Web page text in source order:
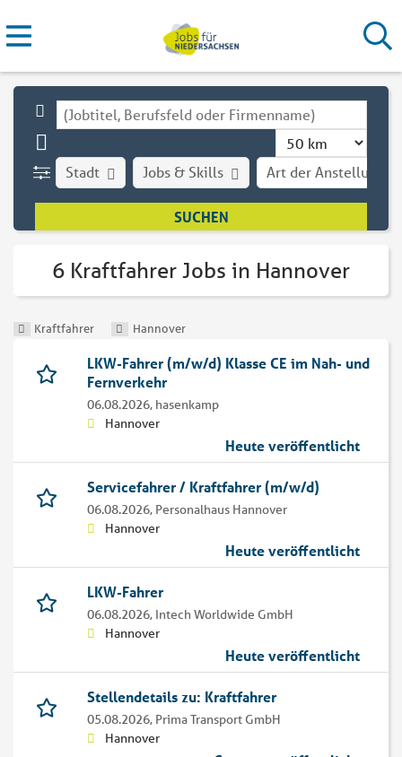
Stadt Art der Anstellung
Jobs & Skills
6 Kraftfahrer Jobs in Hannover
Kraftfahrer Hannover
LKW-Fahrer (m/w/d) Klasse CE im Nah- und
Fernverkehr
06.08.2026, hasenkamp
Hannover
Heute veröffentlicht
Servicefahrer / Kraftfahrer (m/w/d)
06.08.2026, Personalhaus Hannover
Hannover
Heute veröffentlicht
LKW-Fahrer
06.08.2026, Intech Worldwide GmbH
Hannover
Heute veröffentlicht
Stellendetails zu: Kraftfahrer
05.08.2026, Prima Transport GmbH
Hannover